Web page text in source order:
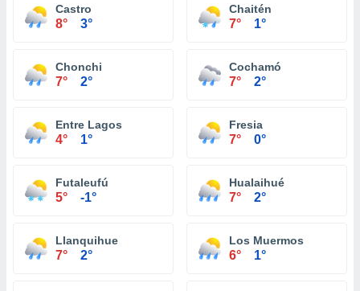
Castro
8° 3°
Chaitén
7° 1°
Chonchi
7° 2°
Cochamó
7° 2°
Entre Lagos
4° 1°
Fresia
7° 0°
Futaleufú
5° -1°
Hualaihué
7° 2°
Llanquihue
7° 2°
Los Muermos
6° 1°